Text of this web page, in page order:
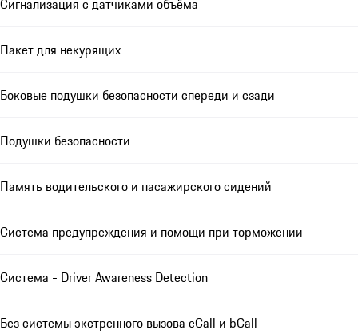
Сигнализация с датчиками объёма
Пакет для некурящих
Боковые подушки безопасности спереди и сзади
Подушки безопасности
Память водительского и пасажирского сидений
Система предупреждения и помощи при торможении
Система - Driver Awareness Detection
Без системы экстренного вызова eCall и bCall